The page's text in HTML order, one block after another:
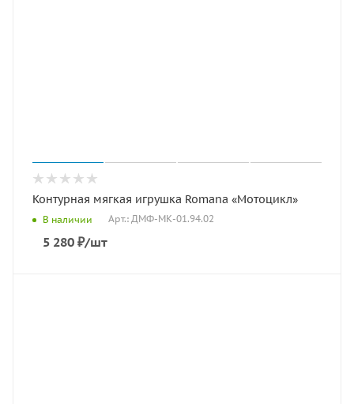
Контурная мягкая игрушка Romana «Мотоцикл»
В наличии Арт.: ДМФ-МК-01.94.02
5 280 ₽/шт